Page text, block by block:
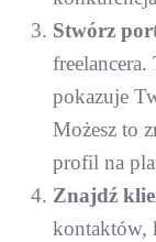
Stwórz
pokazuje
Możesz to
profil na
Znajdź
kontaktów,